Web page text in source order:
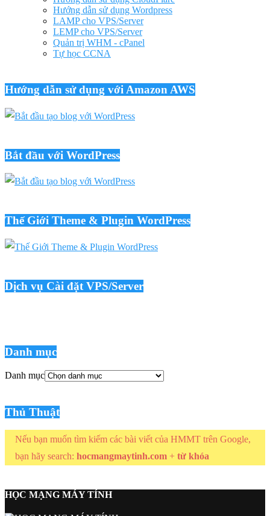
Hướng dẫn sử dụng Wordpress
LAMP cho VPS/Server
LEMP cho VPS/Server
Quản trị WHM - cPanel
Tự học CCNA
Hướng dẫn sử dụng với Amazon AWS
Bắt đầu với WordPress
Thế Giới Theme & Plugin WordPress
Dịch vụ Cài đặt VPS/Server
Danh mục
Danh mục
Thủ Thuật
Nếu bạn muốn tìm kiếm các bài viết của HMMT trên Google,
bạn hãy search: hocmangmaytinh.com + từ khóa
HỌC MẠNG MÁY TÍNH